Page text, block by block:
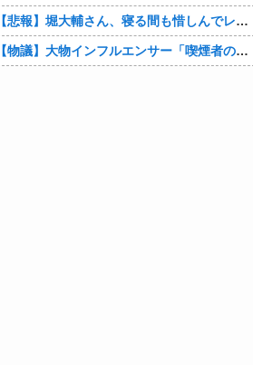
【悲報】堀大輔さん、寝る間も惜しんでレスバ祭りｗｗｗｗｗｗｗｗｗｗｗｗｗｗｗｗｗｗｗｗｗｗｗｗ他
【物議】大物インフルエンサー「喫煙者の権利がマジで侵害されてる。いくら税金払ってるんだ」他